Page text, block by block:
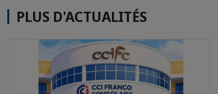
PLUS D'ACTUALITÉS